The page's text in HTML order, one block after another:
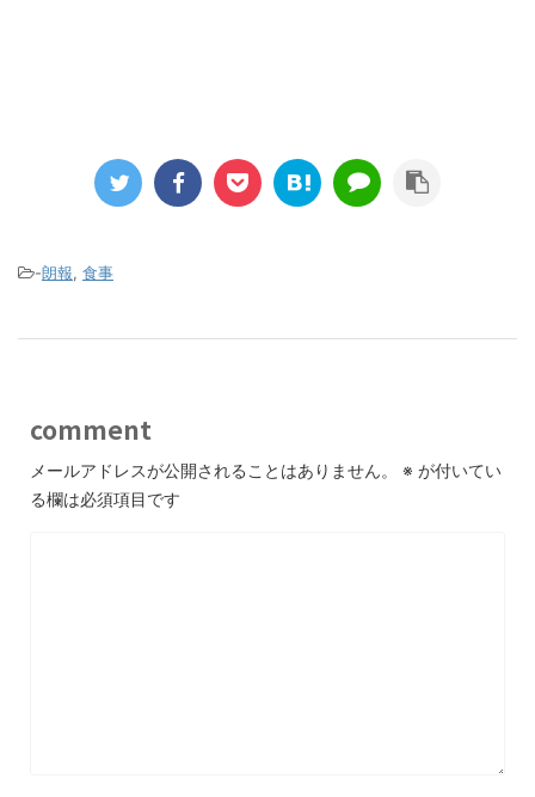
-朗報, 食事
comment
メールアドレスが公開されることはありません。 ※ が付いてい
る欄は必須項目です